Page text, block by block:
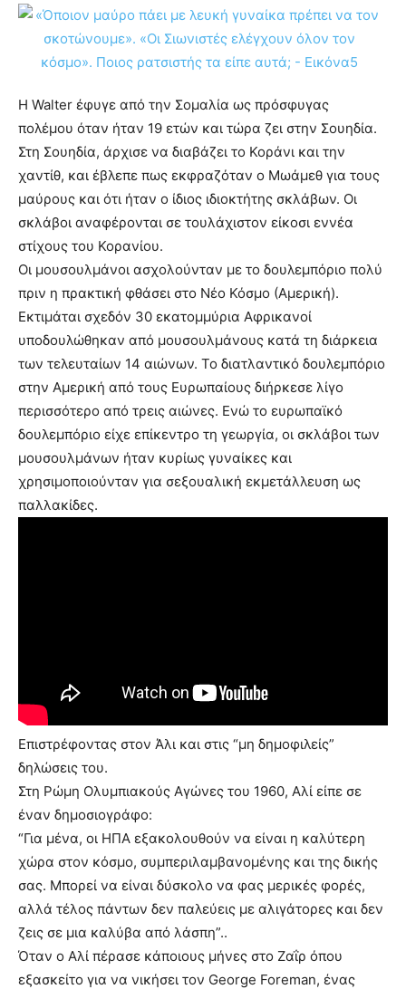
Η Walter έφυγε από την Σομαλία ως πρόσφυγας
πολέμου όταν ήταν 19 ετών και τώρα ζει στην Σουηδία.
Στη Σουηδία, άρχισε να διαβάζει το Κοράνι και την
χαντίθ, και έβλεπε πως εκφραζόταν ο Μωάμεθ για τους
μαύρους και ότι ήταν ο ίδιος ιδιοκτήτης σκλάβων. Οι
σκλάβοι αναφέρονται σε τουλάχιστον είκοσι εννέα
στίχους του Κορανίου.
Οι μουσουλμάνοι ασχολούνταν με το δουλεμπόριο πολύ
πριν η πρακτική φθάσει στο Νέο Κόσμο (Αμερική).
Εκτιμάται σχεδόν 30 εκατομμύρια Αφρικανοί
υποδουλώθηκαν από μουσουλμάνους κατά τη διάρκεια
των τελευταίων 14 αιώνων. Το διατλαντικό δουλεμπόριο
στην Αμερική από τους Ευρωπαίους διήρκεσε λίγο
περισσότερο από τρεις αιώνες. Ενώ το ευρωπαϊκό
δουλεμπόριο είχε επίκεντρο τη γεωργία, οι σκλάβοι των
μουσουλμάνων ήταν κυρίως γυναίκες και
χρησιμοποιούνταν για σεξουαλική εκμετάλλευση ως
παλλακίδες.
Επιστρέφοντας στον Άλι και στις “μη δημοφιλείς”
δηλώσεις του.
Στη Ρώμη Ολυμπιακούς Αγώνες του 1960, Αλί είπε σε
έναν δημοσιογράφο:
“Για μένα, οι ΗΠΑ εξακολουθούν να είναι η καλύτερη
χώρα στον κόσμο, συμπεριλαμβανομένης και της δικής
σας. Μπορεί να είναι δύσκολο να φας μερικές φορές,
αλλά τέλος πάντων δεν παλεύεις με αλιγάτορες και δεν
ζεις σε μια καλύβα από λάσπη”..
Όταν ο Αλί πέρασε κάποιους μήνες στο Ζαΐρ όπου
εξασκείτο για να νικήσει τον George Foreman, ένας